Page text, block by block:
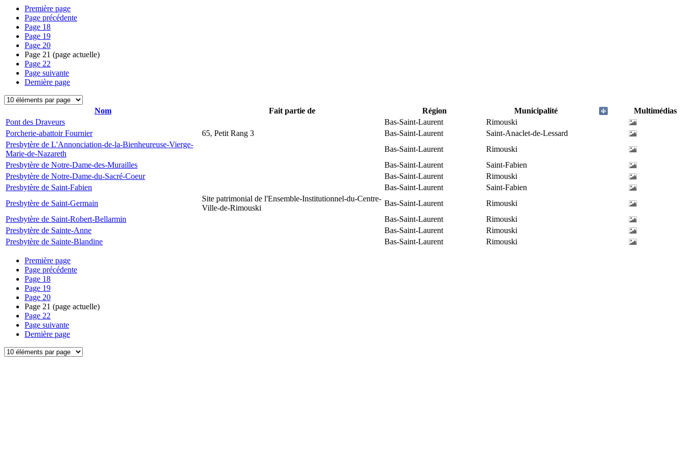
Première page
Page précédente
Page 18
Page 19
Page 20
Page 21 (page actuelle)
Page 22
Page suivante
Dernière page
Nom Fait partie de Région Municipalité
Multimédias
Pont des Draveurs
Bas-Saint-Laurent
Rimouski
Porcherie-abattoir Fournier
65, Petit Rang 3 Bas-Saint-Laurent
Saint-Anaclet-de-Lessard
Presbytère de L'Annonciation-de-la-Bienheureuse-Vierge-
Marie-de-Nazareth
Bas-Saint-Laurent
Rimouski
Presbytère de Notre-Dame-des-Murailles
Bas-Saint-Laurent
Saint-Fabien
Presbytère de Notre-Dame-du-Sacré-Coeur
Bas-Saint-Laurent
Rimouski
Presbytère de Saint-Fabien
Bas-Saint-Laurent
Saint-Fabien
Presbytère de Saint-Germain
Site patrimonial de l'Ensemble-Institutionnel-du-Centre-
Ville-de-Rimouski
Bas-Saint-Laurent
Rimouski
Presbytère de Saint-Robert-Bellarmin
Bas-Saint-Laurent
Rimouski
Presbytère de Sainte-Anne
Bas-Saint-Laurent
Rimouski
Presbytère de Sainte-Blandine
Bas-Saint-Laurent Rimouski
Première page
Page précédente
Page 18
Page 19
Page 20
Page 21 (page actuelle)
Page 22
Page suivante
Dernière page